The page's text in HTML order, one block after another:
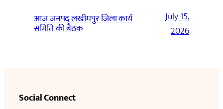
आज जनपद लखीमपुर जिला कार्य
समिति की बैठक
July 15,
2026
Social Connect